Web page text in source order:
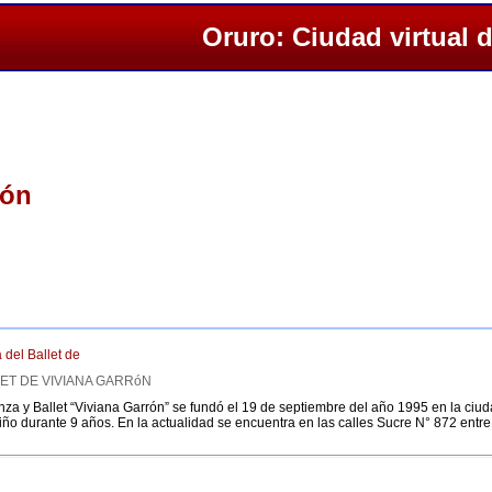
Oruro: Ciudad virtual
del Ballet de
DE VIVIANA GARRóN
y Ballet “Viviana Garrón” se fundó el 19 de septiembre del año 1995 en la
durante 9 años. En la actualidad se encuentra en las calles Sucre N° 872